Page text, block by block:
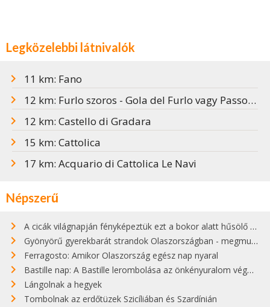
Legközelebbi látnivalók
11 km: Fano
12 km: Furlo szoros - Gola del Furlo vagy Passo del furlo
12 km: Castello di Gradara
15 km: Cattolica
17 km: Acquario di Cattolica Le Navi
Népszerű
A cicák világnapján fényképeztük ezt a bokor alatt hűsölő cicát Kisorosziban
Gyönyörű gyerekbarát strandok Olaszországban - megmutatjuk a 15 legjobbat
Ferragosto: Amikor Olaszország egész nap nyaral
Bastille nap: A Bastille lerombolása az önkényuralom végét jelentette
Lángolnak a hegyek
Tombolnak az erdőtüzek Szicíliában és Szardínián